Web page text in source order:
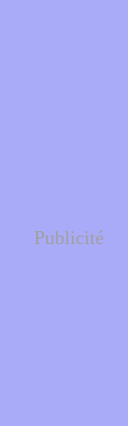
Publicité